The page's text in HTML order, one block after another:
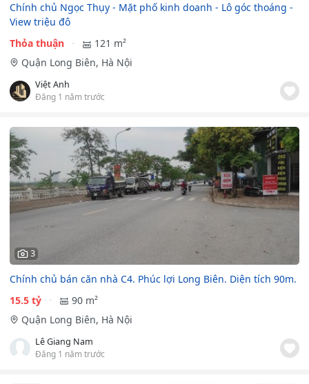
Chính chủ Ngọc Thụy - Mặt phố kinh doanh - Lô góc thoáng -
View triệu đô
Thỏa thuận
121 m²
Quận Long Biên, Hà Nội
Việt Anh
Đăng 1 năm trước
3
Chính chủ bán căn nhà C4. Phúc lợi Long Biên. Diện tích 90m.
15.5 tỷ
90 m²
Quận Long Biên, Hà Nội
Lê Giang Nam
Đăng 1 năm trước